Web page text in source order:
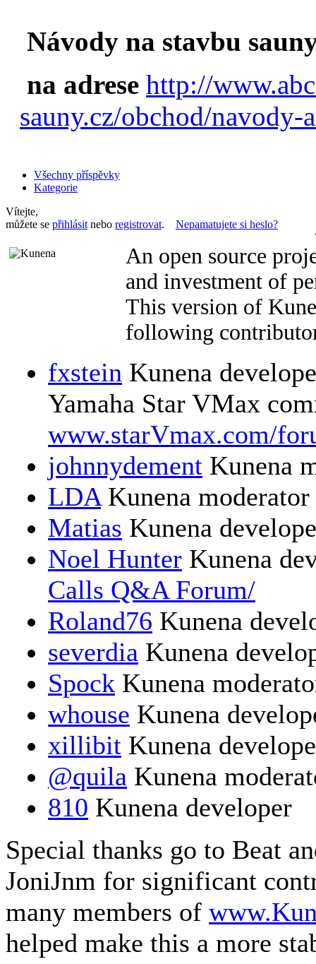
Návody na stavbu
na adrese http://
sauny.cz/obchod/
Všechny příspěvky
Kategorie
Vítejte,
můžete se přihlásit nebo registrovat. Nepamatujete si heslo?
An open source
and investment of
This version of
following
fxstein Kunena
Yamaha Star VMax
www.starVmax.com/
johnnydement Kunena
LDAKunena moderator
Matias Kunena
Noel Hunter Kunena
Calls Q&A Forum/
Roland76 Kunena
severdia Kunena
Spock Kunena
whouse Kunena
xillibit Kunena
@quila Kunena
810 Kunena developer
Special thanks go to Beat
JoniJnm for significant
many members of
helped make this a more